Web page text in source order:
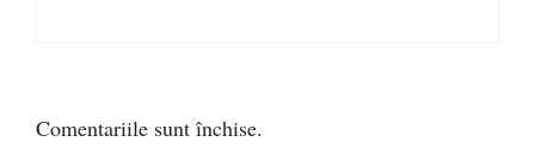
Comentariile sunt închise.